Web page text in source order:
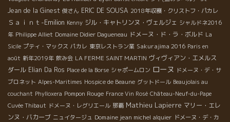
Jean de la Ginest 俊さん ERIC DE SOUSA 2018年収穫・クリストフ・パカレ
Ｓａｉｎｔ-Emilion Kenny ジル・キャトリンヌ・ヴェルジェ シャルドネ2016
年 Philippe Alliet Domaine Didier Dagueneau ドメーヌ・ド・ラ・ボルド La
Sicile プティ・マックス パカレ 東京レストラン業 Sakurajima 2016 Paris en
août 新年2019年 飲み会 LA FERME SAINT MARTIN ヴィヴィアン・エメルス
ダール Elian Da Ros Place de la Borse シャポームロン ローヌ ドメーヌ・デ・サ
ブロネット Alpes-Maritimes Hospice de Beaune グットドール Beaujolais au
couchant Phylloxera Pompon Rouge France Vin Rosé Château-Neuf-du-Pape
Cuvée Thibaut ドメーヌ・レグリエール 那覇 Mathieu Lapierre マリー・エレ
ンヌ・バカーブ ニュイタージュ Domaine jean michel alquier ドメーヌ・デ・カ